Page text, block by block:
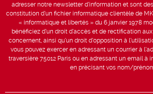
adresser notre newsletter d’information et sont
constitution d’un fichier informatique clientèle de
« informatique et libertés » du 6 janvier 1978
bénéficiez d’un droit d’accès et de rectification
concernent, ainsi qu’un droit d’opposition à
vous pouvez exercer en adressant un courrier à
traversière 75012 Paris ou en adressant un email à
en précisant vos nom/